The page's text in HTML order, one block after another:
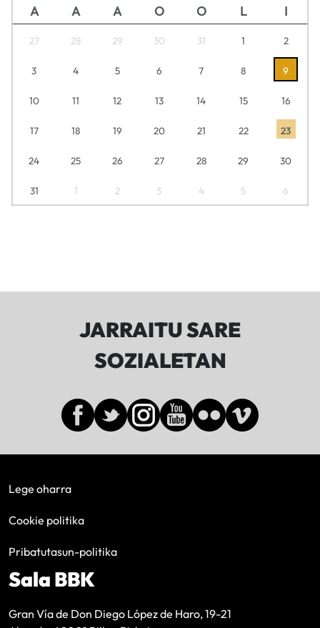
A A A O O L I
27 28 29 30 31 1 2
3 4 5 6 7 8 9
10 11 12 13 14 15 16
17 18 19 20 21 22 23
24 25 26 27 28 29 30
31 1 2 3 4 5 6
JARRAITU SARE
SOZIALETAN
Lege oharra
Cookie politika
Pribatutasun-politika
Sala BBK
Gran Vía de Don Diego López de Haro, 19-21